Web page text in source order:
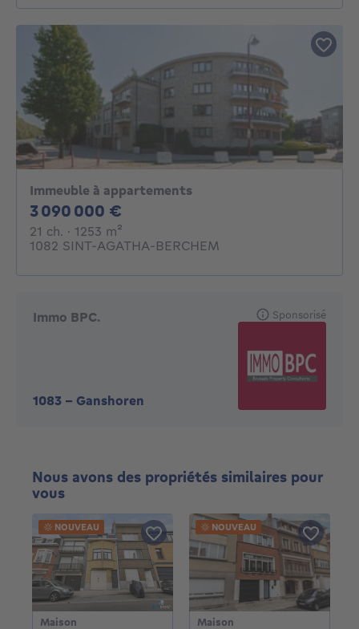
Immeuble à appartements
3 090 000 €
21 ch. 21 chambres
· 1253 m²
1082 SINT-AGATHA-BERCHEM
Immo BPC.
1083 - Ganshoren
Sponsorisé
Nous avons des propriétés similaires pour
vous
Maison
NOUVEAU
Maison
NOUVEAU